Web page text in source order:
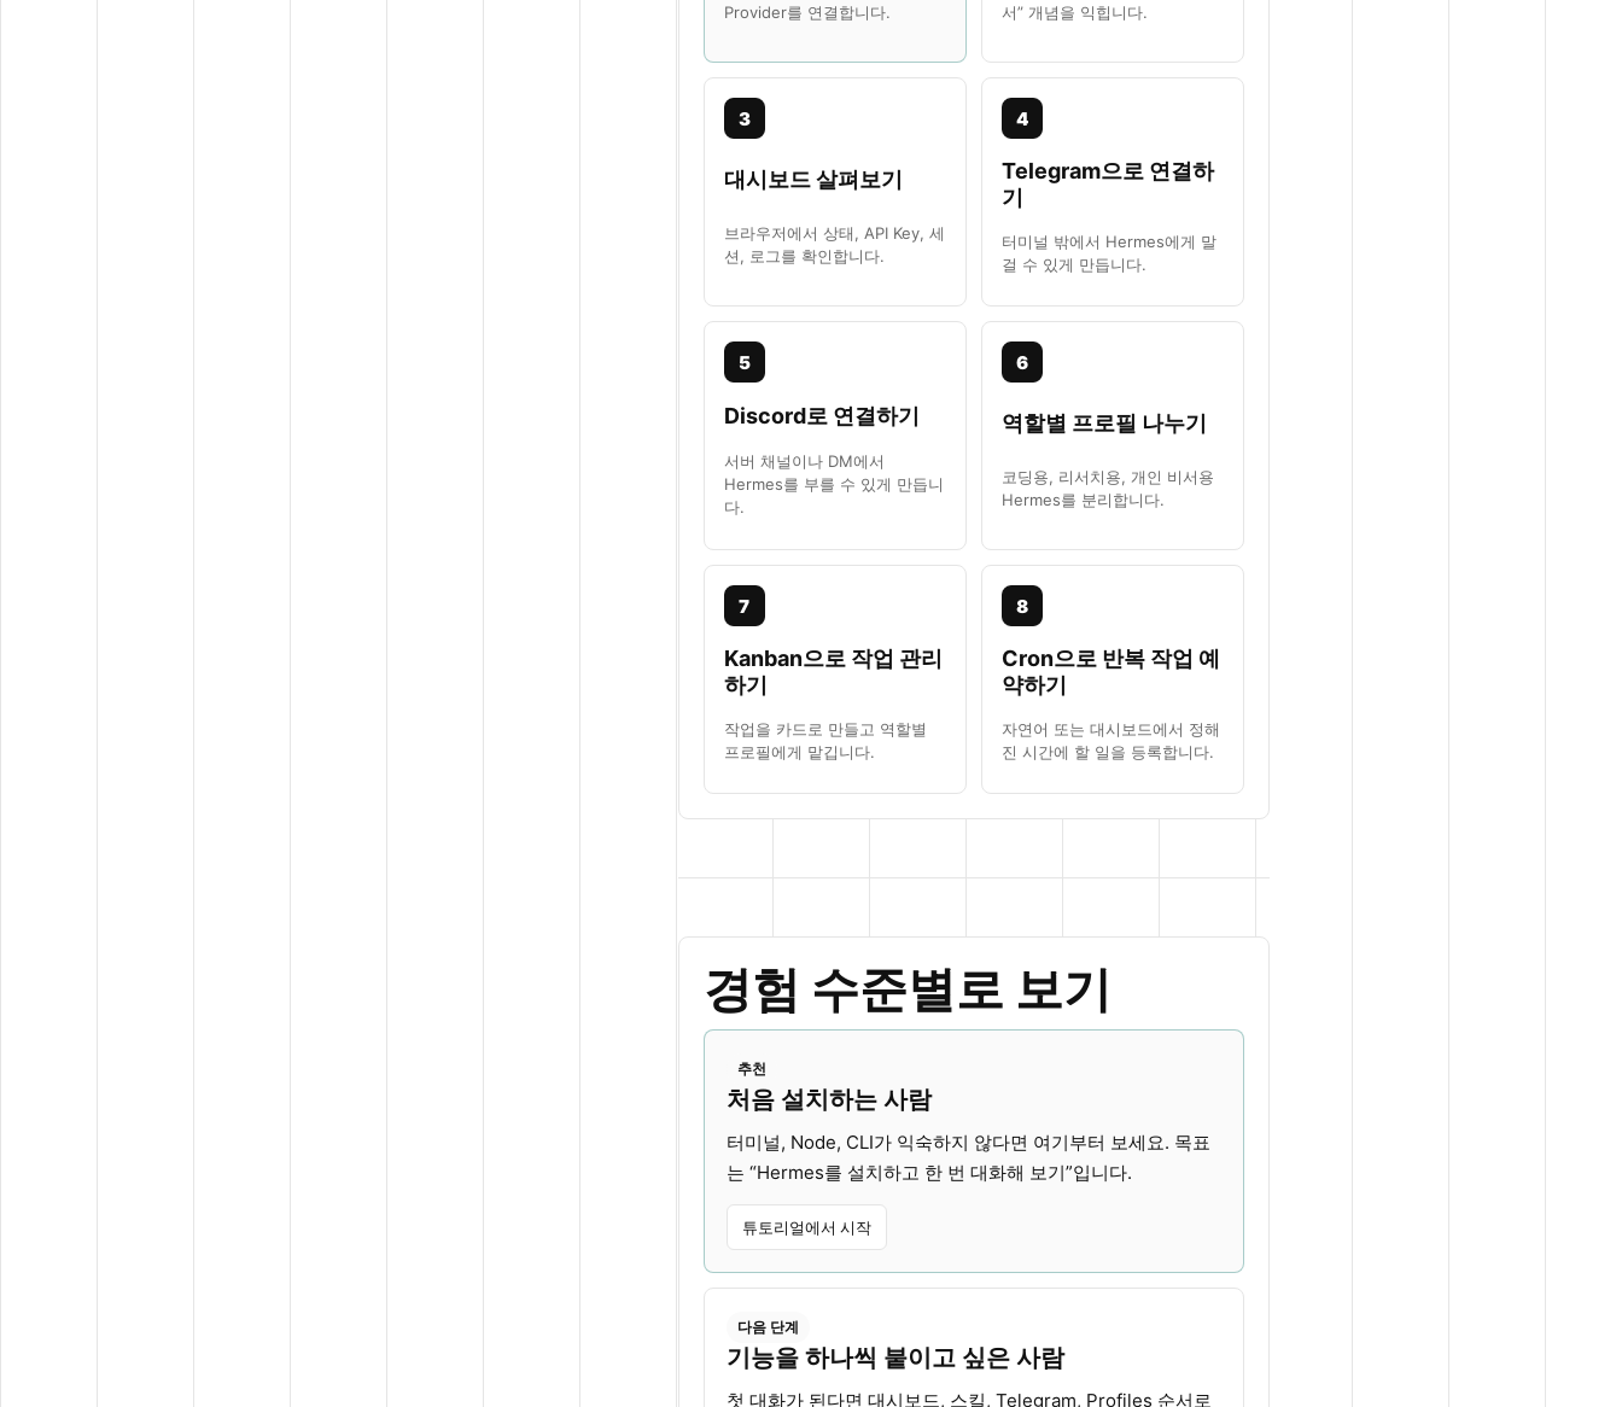
Provider를 연결합니다.
서” 개념을 익힙니다.
3
대시보드 살펴보기
브라우저에서 상태, API Key, 세
션, 로그를 확인합니다.
4
Telegram으로 연결하
기
터미널 밖에서 Hermes에게 말
걸 수 있게 만듭니다.
5
Discord로 연결하기
서버 채널이나 DM에서
Hermes를 부를 수 있게 만듭니
다.
6
역할별 프로필 나누기
코딩용, 리서치용, 개인 비서용
Hermes를 분리합니다.
7
Kanban으로 작업 관리
하기
작업을 카드로 만들고 역할별
프로필에게 맡깁니다.
8
Cron으로 반복 작업 예
약하기
자연어 또는 대시보드에서 정해
진 시간에 할 일을 등록합니다.
경험 수준별로 보기
추천
처음 설치하는 사람
터미널, Node, CLI가 익숙하지 않다면 여기부터 보세요. 목표
는 “Hermes를 설치하고 한 번 대화해 보기”입니다.
튜토리얼에서 시작
다음 단계
기능을 하나씩 붙이고 싶은 사람
첫 대화가 된다면 대시보드, 스킬, Telegram, Profiles 순서로